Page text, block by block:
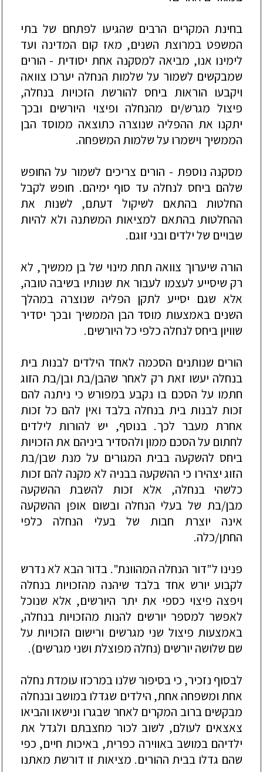
בחינת המקרים הרבים שהגיעו לפתחם של בתי
המשפט במרוצת השנים, מאז קום המדינה ועד
לימינו אנו, מביאה למסקנה אחת יסודית - הורים
שמבקשים לשמור על שלמות הנחלה יערכו צוואה
ויקבעו הוראות ביחס להורשת הזכויות בנחלה,
פיצול מגרש/ים מהנחלה ופיצוי היורשים ובכך
יתקנו את ההפליה שנוצרה כתוצאה ממוסד הבן
הממשיך וישמרו על שלמות המשפחה.
מסקנה נוספת - הורים צריכים לשמור על החופש
שלהם ביחס לנחלה עד סוף ימיהם. חופש לקבל
החלטות בהתאם לשיקול דעתם, לשנות את
ההחלטות בהתאם למציאות המשתנה ולא להיות
שבויים של ילדים ובני זוגם.
הורה שיערוך צוואה תחת מינוי של בן ממשיך, לא
רק שיסייע לעצמו לעבור את שנותיו בשיבה טובה,
אלא שגם יסייע לתקן הפליה שנוצרה במהלך
השנים באמצעות מוסד הבן הממשיך ובכך יסדיר
שוויון ביחס לנחלה כלפי כל היורשים.
הורים שנותנים הסכמה לאחד הילדים לבנות בית
בנחלה יעשו זאת רק לאחר שהבן/בת ובן/בת הזוג
חתמו על הסכם בו נקבע במפורש כי ניתנה להם
זכות לבנות בית בנחלה בלבד ואין להם כל זכות
אחרת מעבר לכך. בנוסף, יש להורות לילדים
לחתום על הסכם ממון ולהסדיר ביניהם את הזכויות
ביחס להשקעה בבית המגורים על מנת שבן/בת
הזוג יצהירו כי ההשקעה בבניה לא מקנה להם זכות
כלשהי בנחלה, אלא זכות להשבת ההשקעה
מבן/בת של בעלי הנחלה ובשום אופן ההשקעה
אינה יוצרת חבות של בעלי הנחלה כלפי
החתן/כלה.
פנינו ל"דור הנחלה המהוונת". בדור הבא לא נדרש
לקבוע יורש אחד בלבד שיהנה מהזכויות בנחלה
ויפצה פיצוי כספי את יתר היורשים, אלא שנוכל
לאפשר למספר יורשים להנות מהזכויות בנחלה,
באמצעות פיצול שני מגרשים ורישום הזכויות על
שם שלושה יורשים (נחלה מפוצלת ושני מגרשים).
לבסוף נזכיר, כי בסיפור שלנו במרכזו עומדת נחלה
אחת ומשפחה אחת, הילדים שגדלו במושב ובנחלה
מבקשים ברוב המקרים לאחר שבגרו ונישאו והביאו
צאצאים לעולם, לשוב לכור מחצבתם ולגדל את
ילדיהם במושב באווירה כפרית, באיכות חיים, כפי
שהם גדלו בבית ההורים. מציאות זו דורשת מאתנו